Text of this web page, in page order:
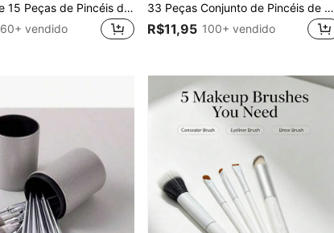
Conjunto de 15 Peças de Pincéis de Maquiagem, Inclui 2 Peças de Esponjas de Pó Triangulares Marrons, Macias e Ajustáveis, Também Conjunto de 13 Peças de Pincéis de Maquiagem, Blush, Batom Líquido, Lápis de Sobrancelha, Brilho Labial, Corretivo, Sombra, Iluminador, Contorno, Base, Primer, Maquiagem de Marca, Pó Solto, Contorno, Iluminador, Spray Fixador, Sombra, Blush, Maquiagem Coreana, Presente para Mulheres, Presente para Meninas
60+ vendido
33 Peças Conjunto de Pincéis de Maquiagem (Incluindo Bolsa com Cordão), Inclui Puff de Pó, Esponja de Maquiagem, Pincel de Blush, Pincel de Base, Pincel de Sombra, Pincel de Contorno, Escova de Cabelo Macio, Pincel de Blush, Conjunto de Pincéis de Maquiagem Profissional, Conjunto de Pincéis de Maquiagem para Mulheres
R$11,95 100+ vendido